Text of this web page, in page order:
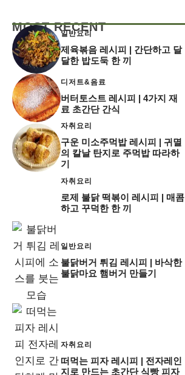
MOST RECENT
일반요리
제육볶음 레시피 | 간단하고 달
달한 밥도둑 한 끼
디저트&음료
버터토스트 레시피 | 4가지 재
료 초간단 간식
자취요리
구운 미소주먹밥 레시피 | 귀멸
의 칼날 탄지로 주먹밥 따라하
기
자취요리
로제 불닭 떡볶이 레시피 | 매콤
하고 꾸덕한 한 끼
일반요리
불닭버거 튀김 레시피 | 바삭한
불닭마요 햄버거 만들기
자취요리
떠먹는 피자 레시피 | 전자레인
지로 만드는 초간단 식빵 피자